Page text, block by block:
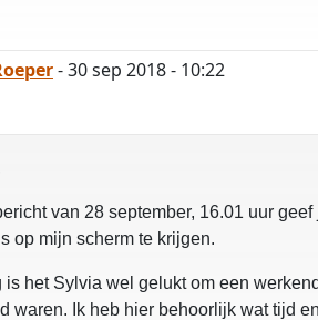
- 30 sep 2018 - 10:22
van 28 september, 16.01 uur
op mijn scherm te krijgen.
is het Sylvia wel gelukt om een
waren. Ik heb hier behoorlijk wat tijd